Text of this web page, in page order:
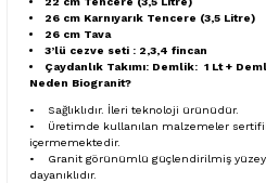
26 cm Karnıyarık Tencere (3,5 Litre)
26 cm Tava
3’lü cezve seti : 2,3,4 fincan
Çaydanlık Takımı: Demlik: 1 Lt +
Neden Biogranit?
• Sağlıklıdır. İleri teknoloji ürünüdür.
• Üretimde kullanılan malzemeler
içermemektedir.
• Granit görünümlü güçlendirilmiş
dayanıklıdır.